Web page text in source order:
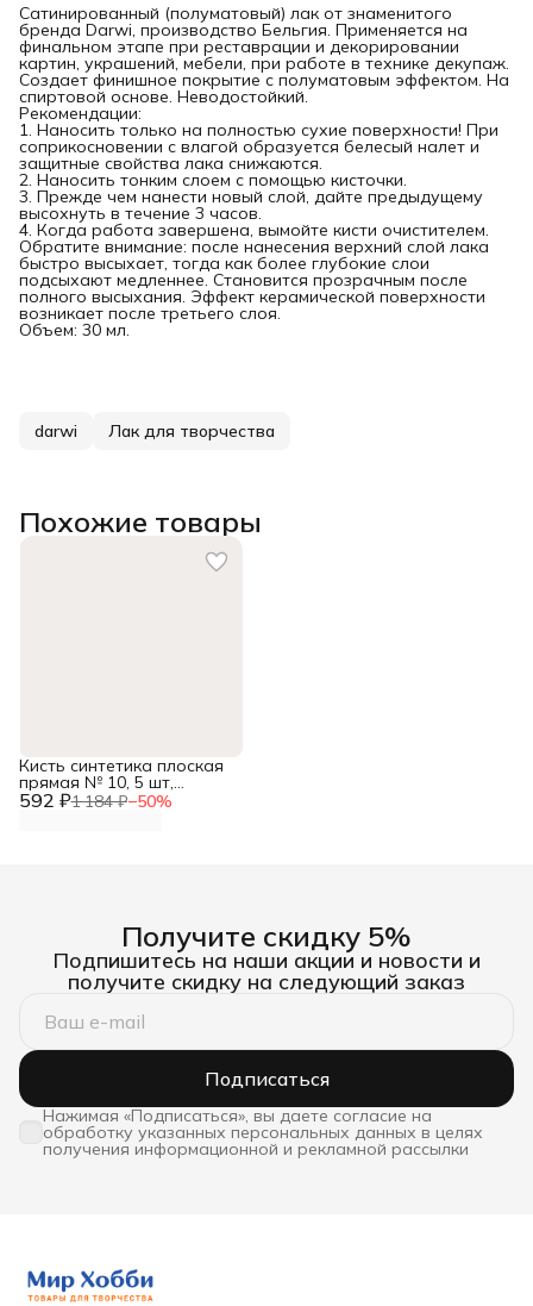
Сатинированный (полуматовый) лак от знаменитого
бренда Darwi, производство Бельгия. Применяется на
финальном этапе при реставрации и декорировании
картин, украшений, мебели, при работе в технике декупаж.
Создает финишное покрытие с полуматовым эффектом. На
спиртовой основе. Неводостойкий.
Рекомендации:
1. Наносить только на полностью сухие поверхности! При
соприкосновении с влагой образуется белесый налет и
защитные свойства лака снижаются.
2. Наносить тонким слоем с помощью кисточки.
3. Прежде чем нанести новый слой, дайте предыдущему
высохнуть в течение 3 часов.
4. Когда работа завершена, вымойте кисти очистителем.
Обратите внимание: после нанесения верхний слой лака
быстро высыхает, тогда как более глубокие слои
подсыхают медленнее. Становится прозрачным после
полного высыхания. Эффект керамической поверхности
возникает после третьего слоя.
Объем: 30 мл.
darwi Лак для творчества
Похожие товары
592 ₽1 184 ₽−50%
Кисть синтетика плоская
прямая № 10, 5 шт,
Артком
Получите скидку 5%
Подпишитесь на наши акции и новости и
получите скидку на следующий заказ
Подписаться
Нажимая «Подписаться», вы даете согласие на
обработку указанных персональных данных в целях
получения информационной и рекламной рассылки